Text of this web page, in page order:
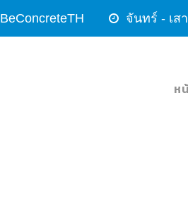
BeConcreteTH จันทร์ - เ
ห